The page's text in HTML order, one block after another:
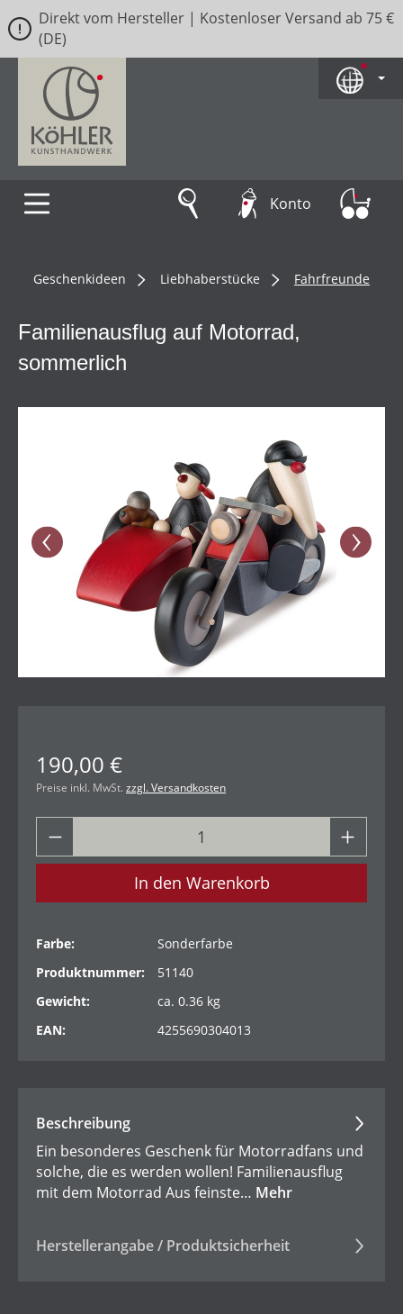
Zum Hauptinhalt springen
Direkt vom Hersteller | Kostenloser Versand ab 75 €
(DE)
Konto
Geschenkideen Liebhaberstücke Fahrfreunde
Familienausflug auf Motorrad,
sommerlich
190,00 €
Preise inkl. MwSt. zzgl. Versandkosten
In den Warenkorb
Farbe:
Sonderfarbe
Produktnummer:
51140
Gewicht:
ca. 0.36 kg
EAN:
4255690304013
Beschreibung
Ein besonderes Geschenk für Motorradfans und
solche, die es werden wollen! Familienausflug
mit dem Motorrad Aus feinste… Mehr
Herstellerangabe / Produktsicherheit